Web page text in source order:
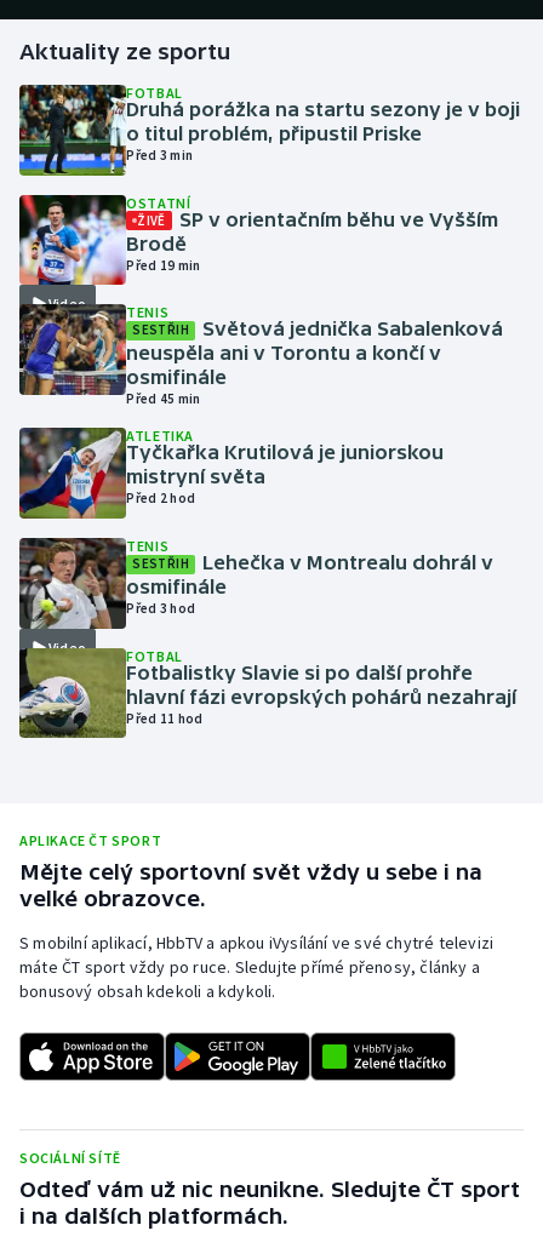
Gymnastika
Házená
Jezdectví
Judo
Krasobruslení
Lezení
Lyže a snowboard
Moderní pětiboj
Motorsport
Olympijské hry
Parasport
Plavání
Plážový volejbal
Rychlobruslení
Rychlostní kanoistika
Short track
Stolní tenis
Triatlon
Veslování
Aktuality ze sportu
FOTBAL
Druhá porážka na startu sezony je v boji
o titul problém, připustil Priske
Před 3 min
Video
OSTATNÍ
ŽIVĚ
SP v orientačním běhu ve Vyšším
Brodě
Před 19 min
TENIS
SESTŘIH
Světová jednička Sabalenková
neuspěla ani v Torontu a končí v
osmifinále
Před 45 min
ATLETIKA
Tyčkařka Krutilová je juniorskou
mistryní světa
Před 2 hod
Video
TENIS
SESTŘIH
Lehečka v Montrealu dohrál v
osmifinále
Před 3 hod
FOTBAL
Fotbalistky Slavie si po další prohře
hlavní fázi evropských pohárů nezahrají
Před 11 hod
APLIKACE ČT SPORT
Mějte celý sportovní svět vždy u sebe i na
velké obrazovce.
S mobilní aplikací, HbbTV a apkou iVysílání ve své chytré televizi
máte ČT sport vždy po ruce. Sledujte přímé přenosy, články a
bonusový obsah kdekoli a kdykoli.
SOCIÁLNÍ SÍTĚ
Odteď vám už nic neunikne. Sledujte ČT sport
i na dalších platformách.